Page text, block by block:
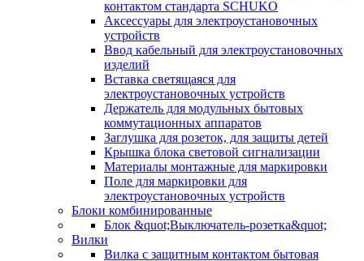
контактом стандарта SCHUKO
Аксессуары для электроустановочных
устройств
Ввод кабельный для электроустановочных
изделий
Вставка светящаяся для
электроустановочных устройств
Держатель для модульных бытовых
коммутационных аппаратов
Заглушка для розеток, для защиты детей
Крышка блока световой сигнализации
Материалы монтажные для маркировки
Поле для маркировки для
электроустановочных устройств
Блоки комбинированные
Блок &quot;Выключатель-розетка&quot;
Вилки
Вилка с защитным контактом бытовая